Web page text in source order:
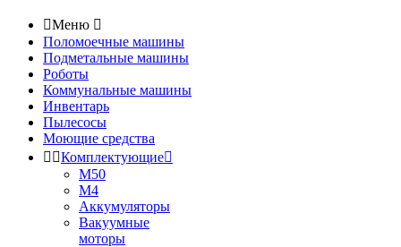
Меню 
Поломоечные машины
Подметальные машины
Роботы
Коммунальные машины
Инвентарь
Пылесосы
Моющие средства
 Комплектующие
М50
М4
Аккумуляторы
Вакуумные
моторы